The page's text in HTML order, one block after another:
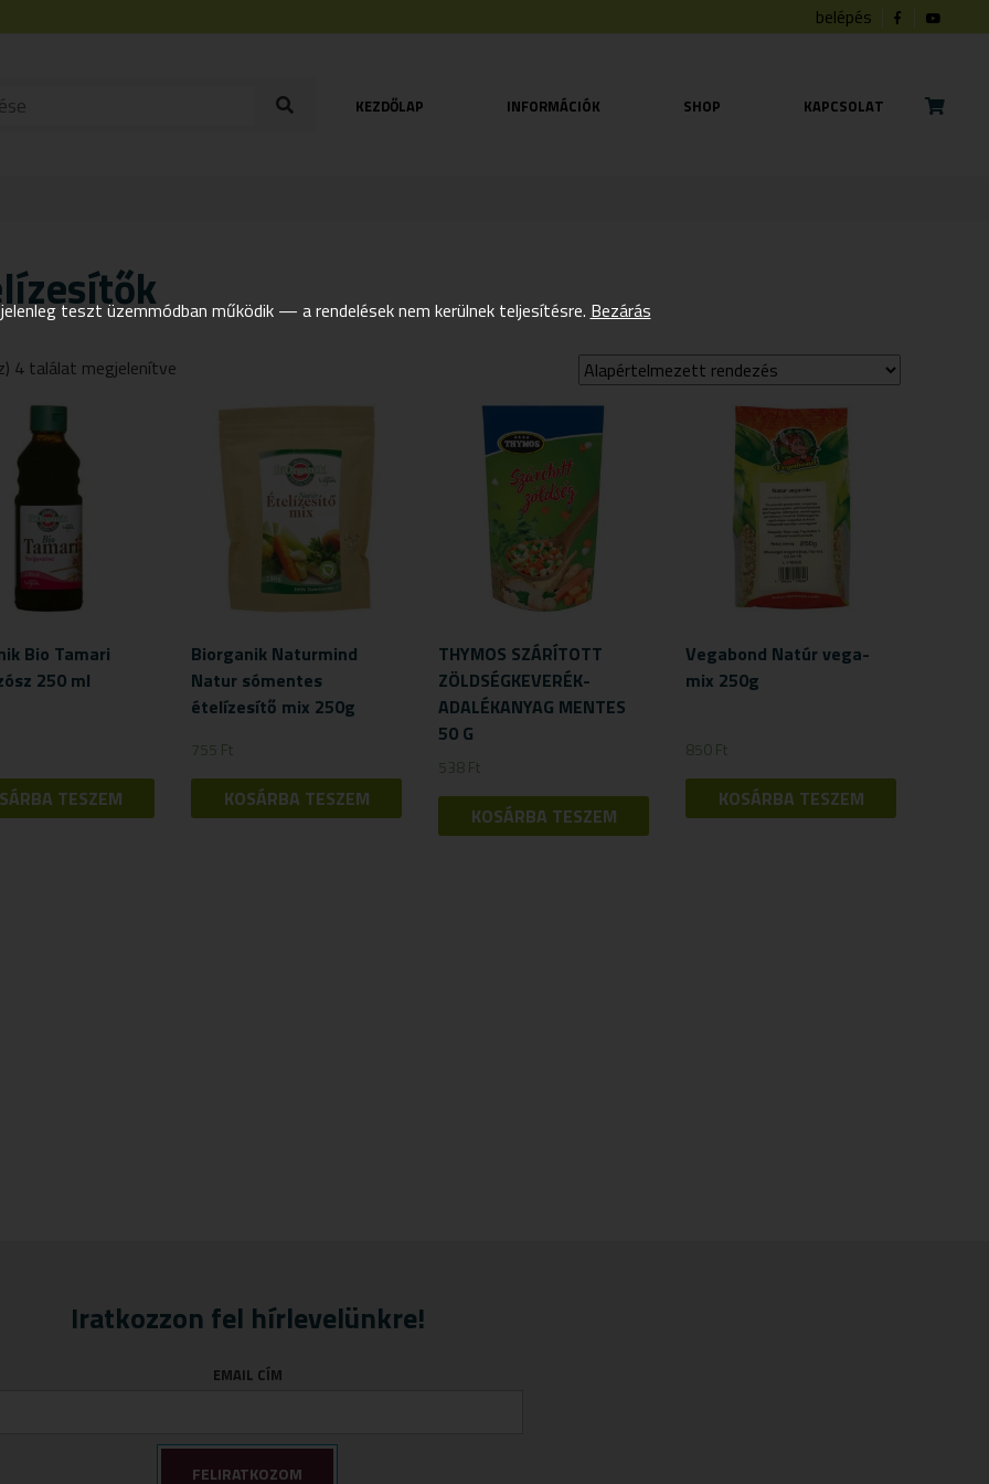
belépés
KEZDŐLAP INFORMÁCIÓK SHOP KAPCSOLAT
4 találat megjelenítve
Bio Tamari
250 ml
TESZEM
Biorganik Naturmind
Natur sómentes
ételízesítő mix 250g
755 Ft
KOSÁRBA TESZEM
THYMOS SZÁRÍTOTT
ZÖLDSÉGKEVERÉK-
ADALÉKANYAG MENTES
50 G
538Ft
KOSÁRBA TESZEM
Vegabond Natúr vega-
mix 250g
850Ft
KOSÁRBA TESZEM
Iratkozzon fel hírlevelünkre!
EMAIL CÍM
teszt üzemmódban működik — a rendelések nem kerülnek teljesítésre. Bezárás